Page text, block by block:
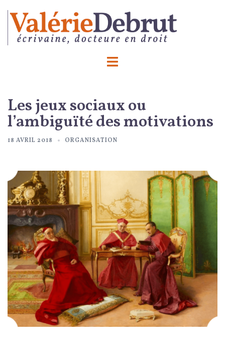
contenu
Ouvrir/fermer
Les jeux sociaux ou
l’ambiguïté des motivations
18 AVRIL 2018 ORGANISATION